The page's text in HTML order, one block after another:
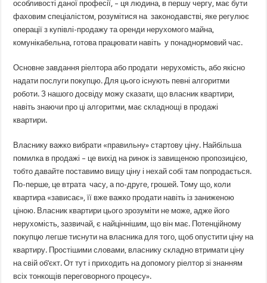
особливості даної професії, – ця людина, в першу чергу, має бути
фаховим спеціалістом, розумітися на законодавстві, яке регулює
операції з купівлі-продажу та оренди нерухомого майна,
комунікабельна, готова працювати навіть у понаднормовий час.
Основне завдання ріелтора або продати нерухомість, або якісно
надати послуги покупцю. Для цього існують певні алгоритми
роботи. З нашого досвіду можу сказати, що власник квартири,
навіть знаючи про ці алгоритми, має складнощі в продажі
квартири.
Власнику важко вибрати «правильну» стартову ціну. Найбільша
помилка в продажі – це вихід на ринок із завищеною пропозицією,
тобто давайте поставимо вищу ціну і нехай собі там попродається.
По-перше, це втрата часу, а по-друге, грошей. Тому що, коли
квартира «зависає», її вже важко продати навіть із заниженою
ціною. Власник квартири цього зрозуміти не може, адже його
нерухомість, зазвичай, є найціннішим, що він має. Потенційному
покупцю легше тиснути на власника для того, щоб опустити ціну на
квартиру. Простішими словами, власнику складно втримати ціну
на свій об’єкт. От тут і приходить на допомогу ріелтор зі знанням
всіх тонкощів переговорного процесу».